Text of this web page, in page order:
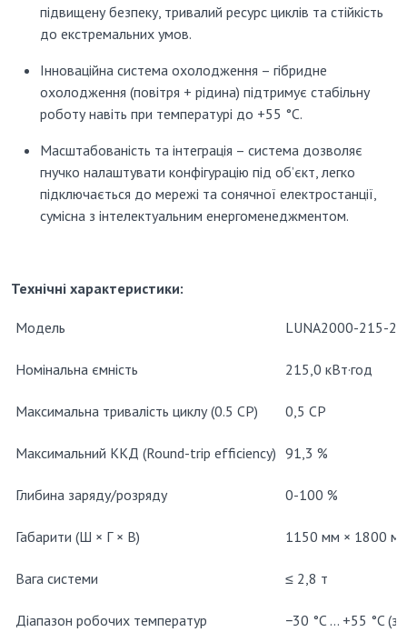
підвищену безпеку, тривалий ресурс циклів та стійкість
до екстремальних умов.
Інноваційна система охолодження – гібридне
охолодження (повітря + рідина) підтримує стабільну
роботу навіть при температурі до +55 °C.
Масштабованість та інтеграція – система дозволяє
гнучко налаштувати конфігурацію під об’єкт, легко
підключається до мережі та сонячної електростанції,
сумісна з інтелектуальним енергоменеджментом.
Технічні характеристики:
Модель LUNA2000-215-
Номінальна ємність 215,0 кВт·год
Максимальна тривалість циклу (0.5 CP) 0,5 CP
Максимальний ККД (Round-trip efficiency) 91,3 %
Глибина заряду/розряду 0-100 %
Габарити (Ш × Г × В) 1150 мм × 1800
Вага системи ≤ 2,8 т
Діапазон робочих температур −30 °C … +55 °C